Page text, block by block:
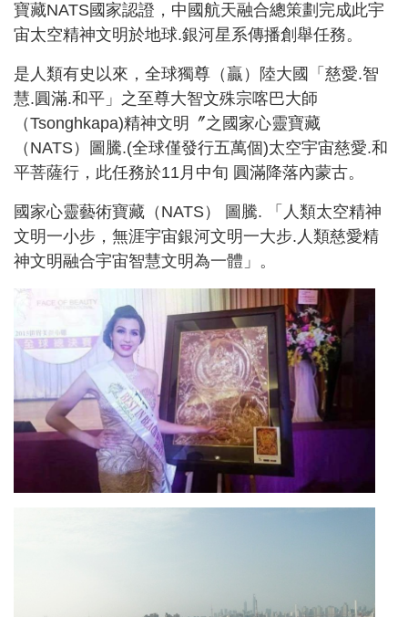
寶藏NATS國家認證，中國航天融合總策劃完成此宇
宙太空精神文明於地球.銀河星系傳播創舉任務。
是人類有史以來，全球獨尊（贏）陸大國「慈愛.智
慧.圓滿.和平」之至尊大智文殊宗喀巴大師
（Tsonghkapa)精神文明〞之國家心靈寶藏
（NATS）圖騰.(全球僅發行五萬個)太空宇宙慈愛.和
平菩薩行，此任務於11月中旬 圓滿降落內蒙古。
國家心靈藝術寶藏（NATS） 圖騰. 「人類太空精神
文明一小步，無涯宇宙銀河文明一大步.人類慈愛精
神文明融合宇宙智慧文明為一體」。